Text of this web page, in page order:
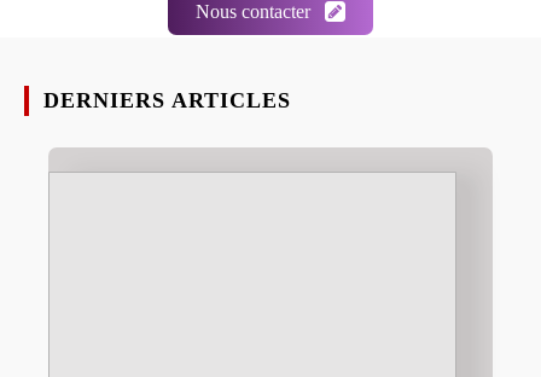
Nous contacter
DERNIERS ARTICLES